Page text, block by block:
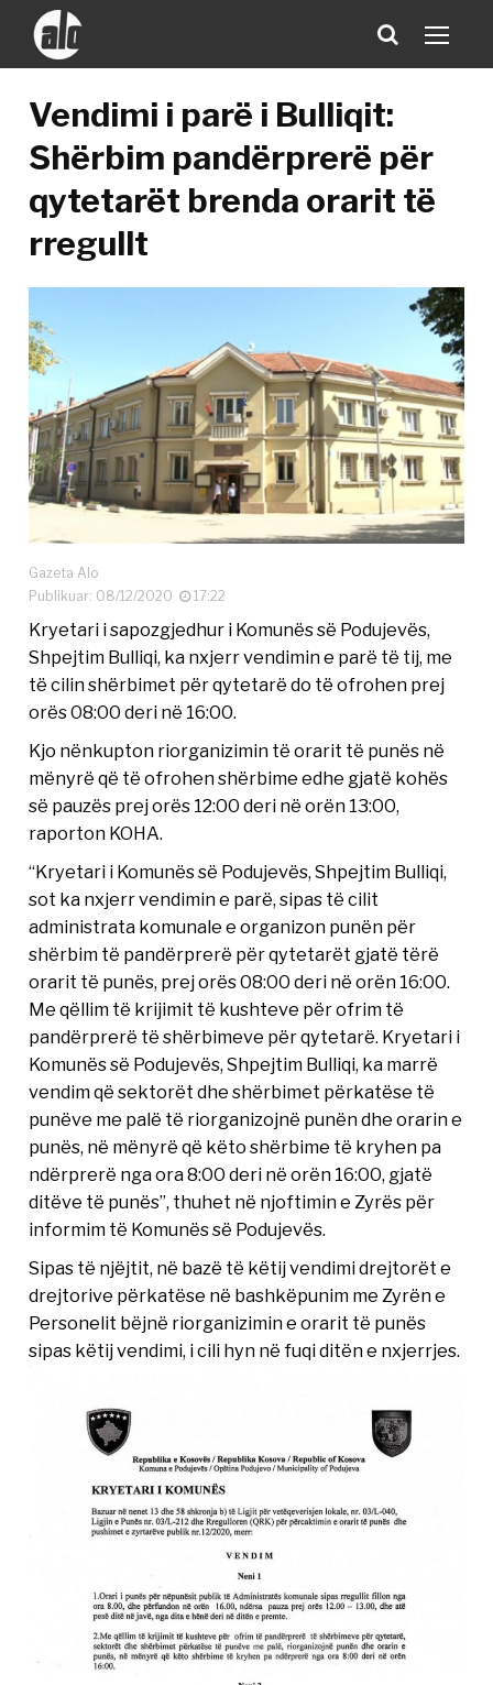
Vendimi i parë i Bulliqit:
Shërbim pandërprerë për
qytetarët brenda orarit të
rregullt
Gazeta Alo
Publikuar: 08/12/2020
17:22
Kryetari i sapozgjedhur i Komunës së Podujevës,
Shpejtim Bulliqi, ka nxjerr vendimin e parë të tij, me
të cilin shërbimet për qytetarë do të ofrohen prej
orës 08:00 deri në 16:00.
Kjo nënkupton riorganizimin të orarit të punës në
mënyrë që të ofrohen shërbime edhe gjatë kohës
së pauzës prej orës 12:00 deri në orën 13:00,
raporton KOHA.
“Kryetari i Komunës së Podujevës, Shpejtim Bulliqi,
sot ka nxjerr vendimin e parë, sipas të cilit
administrata komunale e organizon punën për
shërbim të pandërprerë për qytetarët gjatë tërë
orarit të punës, prej orës 08:00 deri në orën 16:00.
Me qëllim të krijimit të kushteve për ofrim të
pandërprerë të shërbimeve për qytetarë. Kryetari i
Komunës së Podujevës, Shpejtim Bulliqi, ka marrë
vendim që sektorët dhe shërbimet përkatëse të
punëve me palë të riorganizojnë punën dhe orarin e
punës, në mënyrë që këto shërbime të kryhen pa
ndërprerë nga ora 8:00 deri në orën 16:00, gjatë
ditëve të punës”, thuhet në njoftimin e Zyrës për
informim të Komunës së Podujevës.
Sipas të njëjtit, në bazë të këtij vendimi drejtorët e
drejtorive përkatëse në bashkëpunim me Zyrën e
Personelit bëjnë riorganizimin e orarit të punës
sipas këtij vendimi, i cili hyn në fuqi ditën e nxjerrjes.